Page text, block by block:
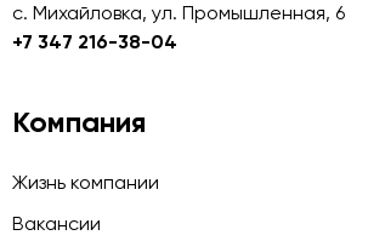
с. Михайловка, ул. Промышленная, 6
+7 347 216-38-04
Компания
Жизнь компании
Вакансии